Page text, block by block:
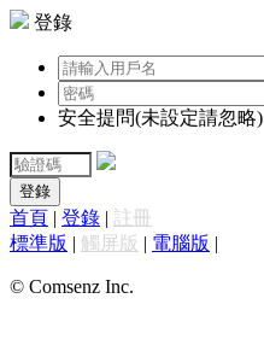
登錄
安全提問(未設定請忽略)
登錄
首頁 | 登錄 | 註冊
標準版 | 觸屏版 | 電腦版 |
© Comsenz Inc.